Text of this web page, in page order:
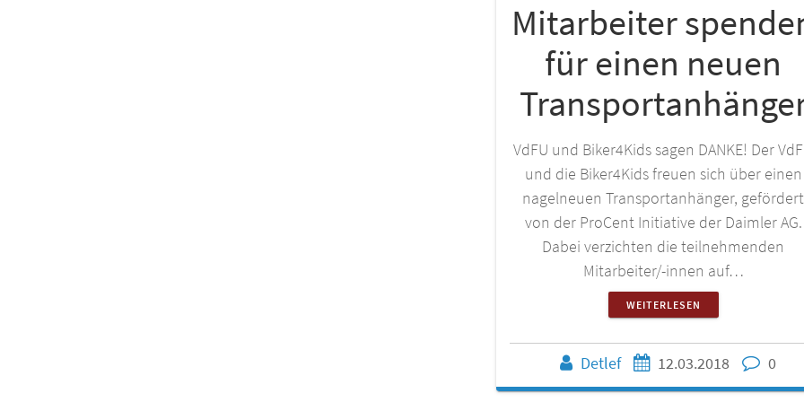
Mitarbeiter
für einen neuen
VdFU und Biker4Kids sagen DANKE! Der
und die Biker4Kids freuen sich über einen
nagelneuen Transportanhänger, gefördert
von der ProCent Initiative der Daimler AG.
Dabei verzichten die teilnehmenden
Mitarbeiter/-innen auf…
WEITERLESEN
Detlef 12.03.2018 0